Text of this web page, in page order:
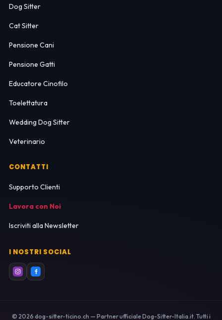
Dog Sitter
Cat Sitter
Pensione Cani
Pensione Gatti
Educatore Cinofilo
Toelettatura
Wedding Dog Sitter
Veterinario
CONTATTI
Supporto Clienti
Lavora con Noi
Iscriviti alla Newsletter
I NOSTRI SOCIAL
© 2026 dog-sitter-ticino.ch — Partner ufficiale Dog-Sitter-Italia.it. Tutti i